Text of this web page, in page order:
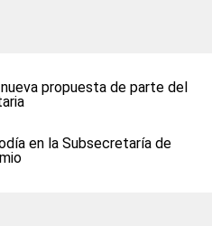
propuesta de parte del
en la Subsecretaría de